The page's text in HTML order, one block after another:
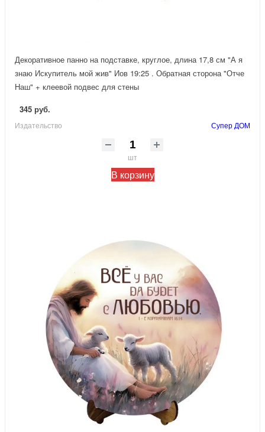
Декоративное панно на подставке, круглое, длина 17,8 см "А я
знаю Искупитель мой жив" Иов 19:25 . Обратная сторона "Отче
Наш" + клеевой подвес для стены
345 руб.
Издательство Супер ДОМ
шт
В корзину